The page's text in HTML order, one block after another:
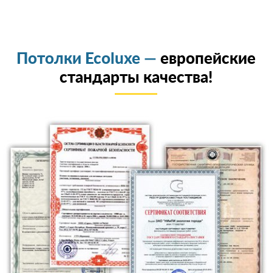
Потолки Ecoluxe — европейские
стандарты качества!